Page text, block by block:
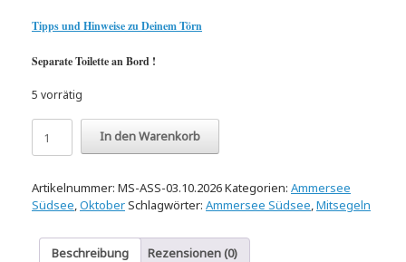
Tipps und Hinweise zu Deinem Törn
Separate Toilette an Bord !
5 vorrätig
Südsee
03.10.2026
In den Warenkorb
Artikelnummer: MS-ASS-03.10.2026Kategorien: Ammersee
Südsee,OktoberSchlagwörter: Ammersee Südsee,Mitsegeln
Beschreibung Rezensionen (0)